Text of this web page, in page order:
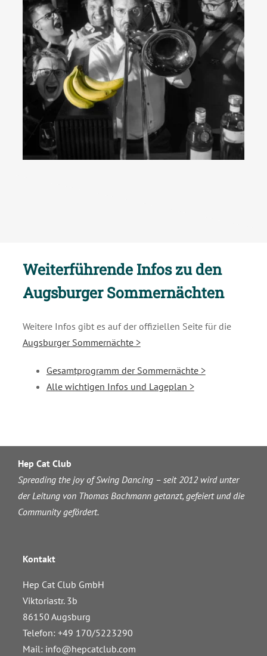
Weiterführende Infos zu den
Augsburger Sommernächten
Weitere Infos gibt es auf der offiziellen Seite für die
Augsburger Sommernächte >
Gesamtprogramm der Sommernächte >
Alle wichtigen Infos und Lageplan >
Hep Cat Club
Spreading the joy of Swing Dancing – seit 2012 wird unter
der Leitung von Thomas Bachmann getanzt, gefeiert und die
Community gefördert.
Kontakt
Hep Cat Club GmbH
Viktoriastr. 3b
86150 Augsburg
Telefon: +49 170/5223290
Mail: info@hepcatclub.com